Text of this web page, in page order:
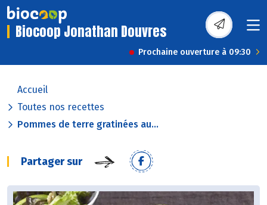
Biocoop Jonathan Douvres
Prochaine ouverture à 09:30
Accueil
Toutes nos recettes
Pommes de terre gratinées au...
Partager sur